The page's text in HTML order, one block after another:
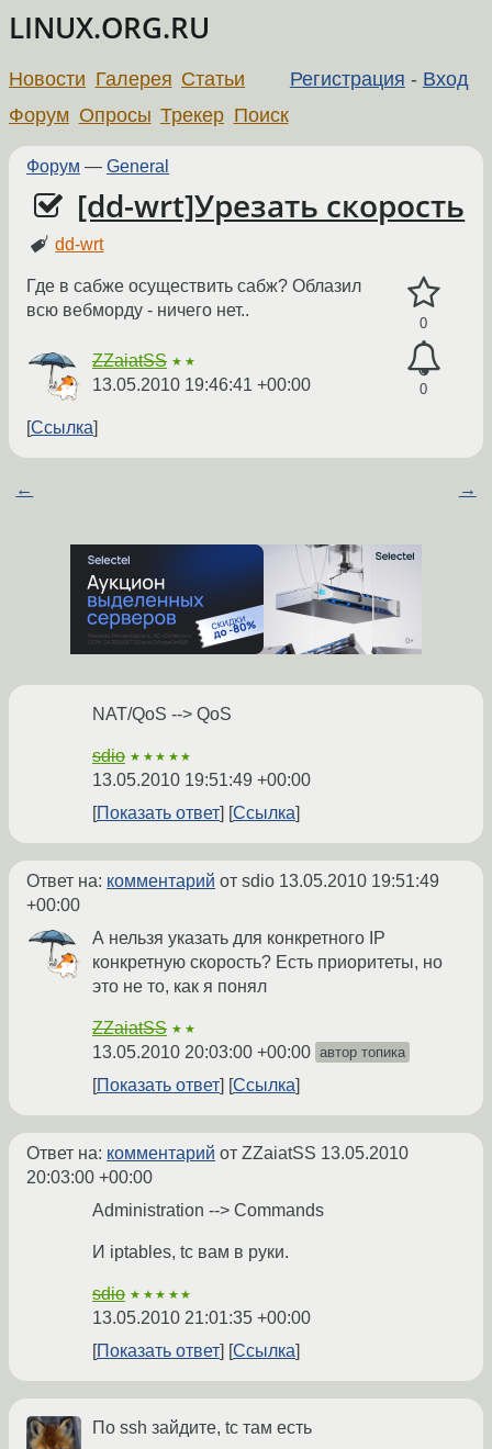
LINUX.ORG.RU
Регистрация - Вход
Новости Галерея Статьи
Форум Опросы Трекер Поиск
Форум — General
[dd-wrt]Урезать скорость
dd-wrt
0
0
Где в сабже осуществить сабж? Облазил
всю вебморду - ничего нет..
ZZaiatSS ★★
13.05.2010 19:46:41 +00:00
Ссылка
← →
NAT/QoS --> QoS
sdio ★★★★★
13.05.2010 19:51:49 +00:00
Показать ответ
Ссылка
Ответ на: комментарий от sdio 13.05.2010 19:51:49
+00:00
А нельзя указать для конкретного IP
конкретную скорость? Есть приоритеты, но
это не то, как я понял
ZZaiatSS ★★
13.05.2010 20:03:00 +00:00 автор топика
Показать ответ Ссылка
Ответ на: комментарий от ZZaiatSS 13.05.2010
20:03:00 +00:00
Administration --> Commands
И iptables, tc вам в руки.
sdio ★★★★★
13.05.2010 21:01:35 +00:00
Показать ответ
Ссылка
По ssh зайдите, tc там есть